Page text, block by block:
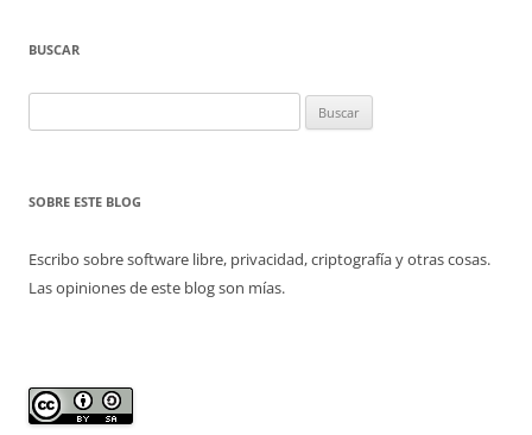
BUSCAR
SOBRE ESTE BLOG
Escribo sobre software libre, privacidad, criptografía y otras cosas.
Las opiniones de este blog son mías.